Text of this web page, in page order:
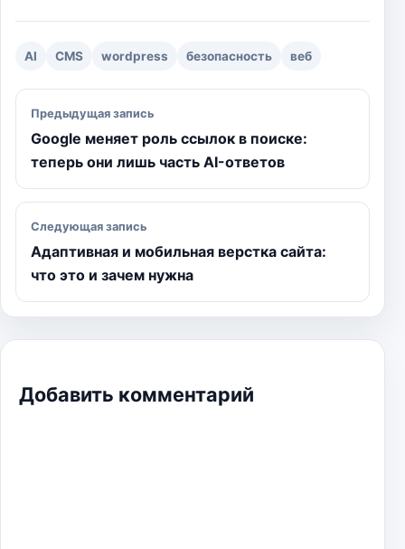
AI CMS wordpress безопасность веб
Навигация по записям
Предыдущая запись
Google меняет роль ссылок в поиске:
теперь они лишь часть AI-ответов
Следующая запись
Адаптивная и мобильная верстка сайта:
что это и зачем нужна
Добавить комментарий